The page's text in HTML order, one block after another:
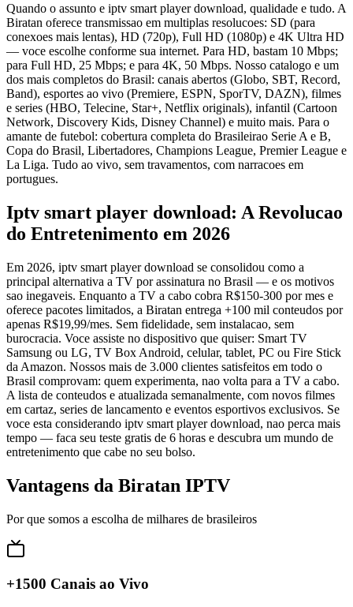
Quando o assunto e iptv smart player download, qualidade e tudo. A
Biratan oferece transmissao em multiplas resolucoes: SD (para
conexoes mais lentas), HD (720p), Full HD (1080p) e 4K Ultra HD
— voce escolhe conforme sua internet. Para HD, bastam 10 Mbps;
para Full HD, 25 Mbps; e para 4K, 50 Mbps. Nosso catalogo e um
dos mais completos do Brasil: canais abertos (Globo, SBT, Record,
Band), esportes ao vivo (Premiere, ESPN, SporTV, DAZN), filmes
e series (HBO, Telecine, Star+, Netflix originals), infantil (Cartoon
Network, Discovery Kids, Disney Channel) e muito mais. Para o
amante de futebol: cobertura completa do Brasileirao Serie A e B,
Copa do Brasil, Libertadores, Champions League, Premier League e
La Liga. Tudo ao vivo, sem travamentos, com narracoes em
portugues.
Iptv smart player download: A Revolucao
do Entretenimento em 2026
Em 2026, iptv smart player download se consolidou como a
principal alternativa a TV por assinatura no Brasil — e os motivos
sao inegaveis. Enquanto a TV a cabo cobra R$150-300 por mes e
oferece pacotes limitados, a Biratan entrega +100 mil conteudos por
apenas R$19,99/mes. Sem fidelidade, sem instalacao, sem
burocracia. Voce assiste no dispositivo que quiser: Smart TV
Samsung ou LG, TV Box Android, celular, tablet, PC ou Fire Stick
da Amazon. Nossos mais de 3.000 clientes satisfeitos em todo o
Brasil comprovam: quem experimenta, nao volta para a TV a cabo.
A lista de conteudos e atualizada semanalmente, com novos filmes
em cartaz, series de lancamento e eventos esportivos exclusivos. Se
voce esta considerando iptv smart player download, nao perca mais
tempo — faca seu teste gratis de 6 horas e descubra um mundo de
entretenimento que cabe no seu bolso.
Vantagens da Biratan IPTV
Por que somos a escolha de milhares de brasileiros
+1500 Canais ao Vivo